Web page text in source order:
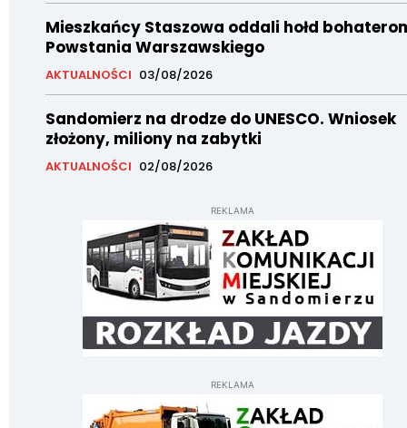
Mieszkańcy Staszowa oddali hołd
Powstania Warszawskiego
AKTUALNOŚCI 03/08/2026
Sandomierz na drodze do UNESCO. Wniosek
złożony, miliony na zabytki
AKTUALNOŚCI 02/08/2026
REKLAMA
REKLAMA